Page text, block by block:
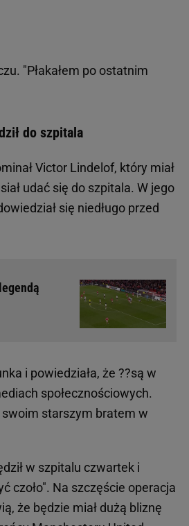
"Płakałem po ostatnim
do szpitala
Victor Lindelof, który miał
udać się do szpitala. W jego
się niedługo przed
i powiedziała, że ??są w
społecznościowych.
swoim starszym bratem w
w szpitalu czwartek i
czoło". Na szczęście operacja
że będzie miał dużą bliznę